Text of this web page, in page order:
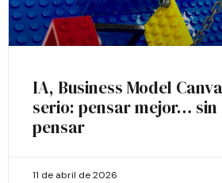
IA, Business Model
serio: pensar mejor…
pensar
11 de abril de 2026